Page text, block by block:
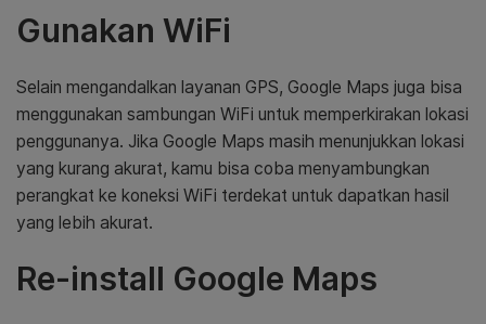
Gunakan WiFi
Selain mengandalkan layanan GPS, Google Maps juga bisa
menggunakan sambungan WiFi untuk memperkirakan lokasi
penggunanya. Jika Google Maps masih menunjukkan lokasi
yang kurang akurat, kamu bisa coba menyambungkan
perangkat ke koneksi WiFi terdekat untuk dapatkan hasil
yang lebih akurat.
Re-install Google Maps